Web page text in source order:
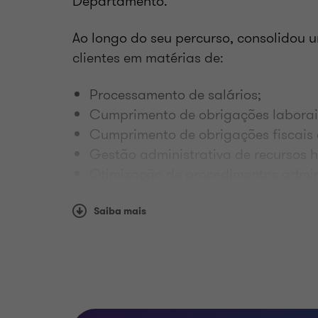
Ao longo do seu percurso, consolidou
clientes em matérias de:
Processamento de salários;
Cumprimento de obrigações
Cumprimento de obrigações
É licenciado em Gestão de Recursos
de Ciências Sociais e Políticas da
Saiba mais